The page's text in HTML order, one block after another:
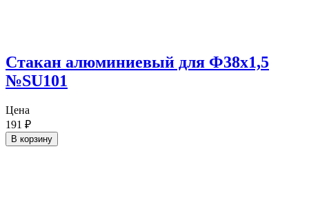
Cтакан алюминиевый для Ф38х1,5
№SU101
Цена
191 ₽
В корзину